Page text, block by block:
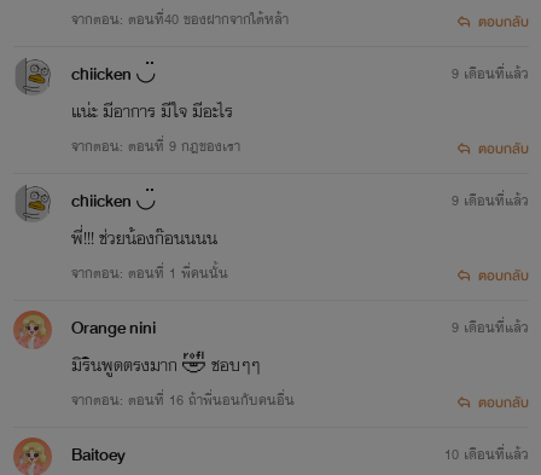
จากตอน: ตอนที่40 ของฝากจากใต้หล้า ตอบกลับ
chiicken ◡̈
แน่ะ มีอาการ มีใจ มีอะไร
จากตอน: ตอนที่ 9 กฎของเรา
9 เดือนที่แล้ว
ตอบกลับ
chiicken ◡̈
พี่!!! ช่วยน้องก๊อนนนน
จากตอน: ตอนที่ 1 พี่คนนั้น
9 เดือนที่แล้ว
ตอบกลับ
Orange nini
มิรินพูดตรงมาก 🤣 ชอบๆๆ
จากตอน: ตอนที่ 16 ถ้าพี่นอนกับคนอื่น
9 เดือนที่แล้ว
ตอบกลับ
Baitoey 10 เดือนที่แล้ว